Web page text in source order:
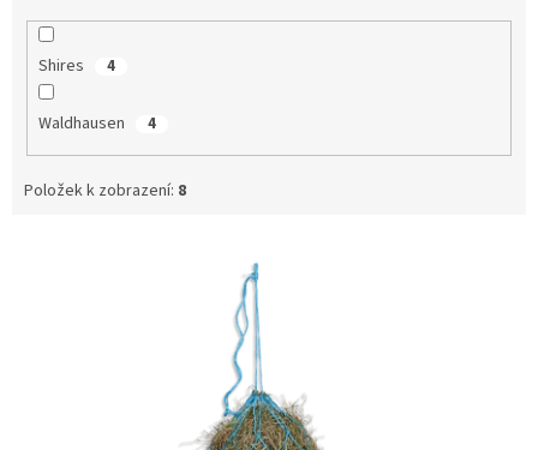
Shires 4
Waldhausen 4
Položek k zobrazení: 8